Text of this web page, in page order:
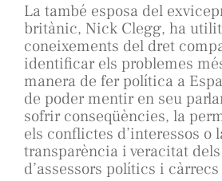
La també esposa del
britànic, Nick Clegg, ha
coneixements del dret
identificar els problemes
manera de fer política a
de poder mentir en seu
sofrir conseqüències, la
els conflictes d’interessos o
transparència i veracitat
d’assessors polítics i